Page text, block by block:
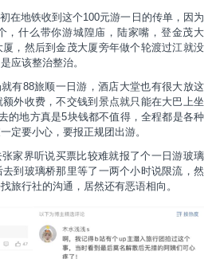
在地铁收到这个100元游一日的传单，因为
，什么带你游城隍庙，陆家嘴，登金茂大
厦，然后到金茂大厦旁年做个轮渡过江就没
应该整治整治。
有88旅顺一日游，酒店大堂也有很大放这
外收费，不交钱到景点就只能在大巴上坐
的地方真是5块钱都不值得，全程都是各种
定要小心，要报正规团出游。
家界听说买票比较难就报了个一日游玻璃
到玻璃桥那里等了一两个小时说限流，然
旅行社的沟通，居然还有恶语相向。